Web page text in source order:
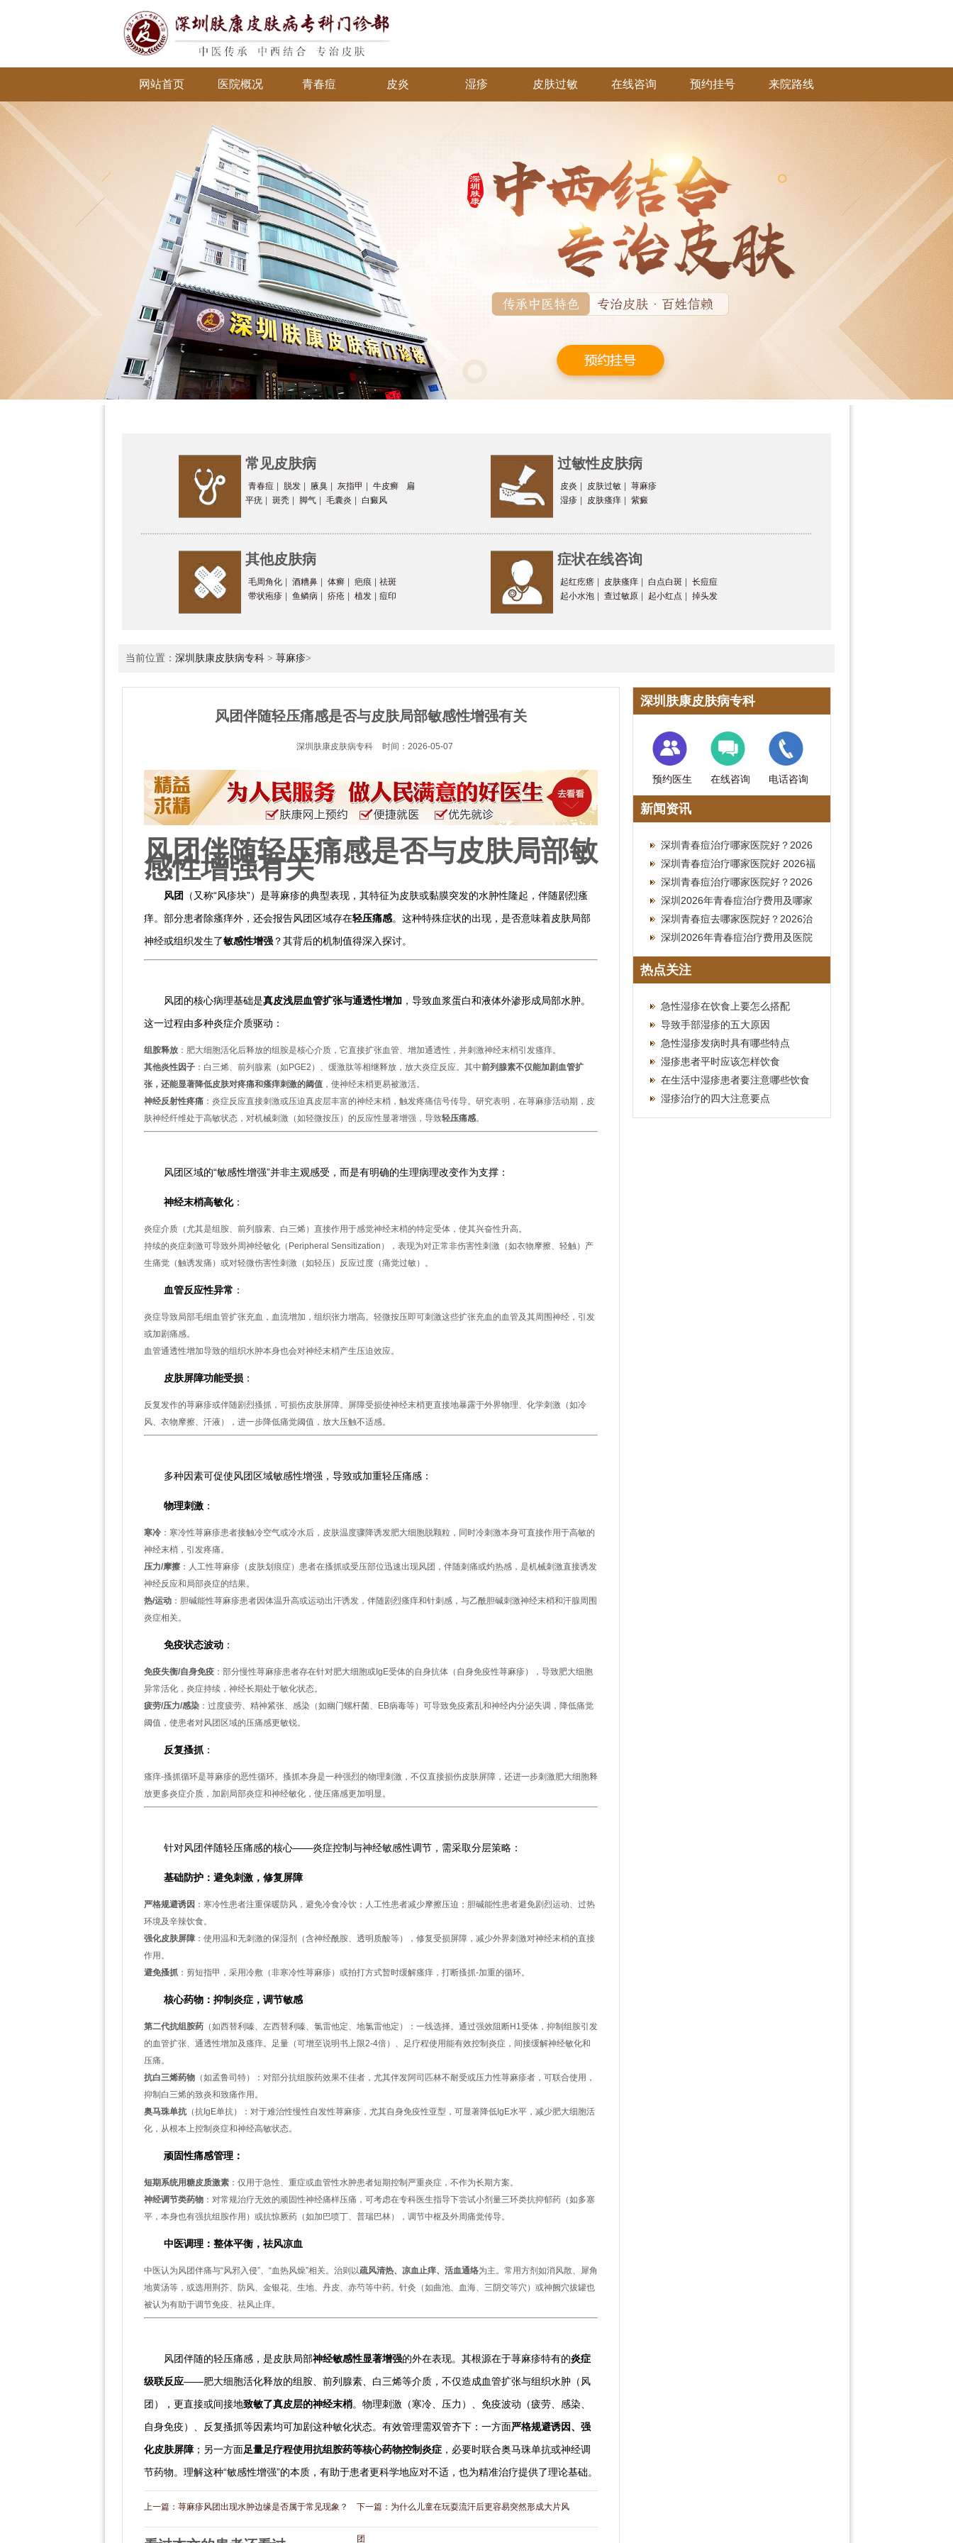
网站首页 医院概况 青春痘 皮炎 湿疹 皮肤过敏 在线咨询 预约挂号 来院路线
常见皮肤病
青春痘 脱发 腋臭 灰指甲 牛皮癣
扁
平疣
斑秃 脚气 毛囊炎 白癜风
过敏性皮肤病
皮炎 皮肤过敏
荨麻疹
湿疹
皮肤瘙痒 紫癜
其他皮肤病
毛周角化 酒糟鼻 体癣 疤痕
祛斑
带状疱疹
鱼鳞病 疥疮 植发 痘印
症状在线咨询
起红疙瘩 皮肤瘙痒 白点白斑
长痘痘
起小水泡
查过敏原 起小红点 掉头发
当前位置： 深圳肤康皮肤病专科 > 荨麻疹>
风团伴随轻压痛感是否与皮肤局部敏感性增强有关
深圳肤康皮肤病专科 时间：2026-05-07
风团伴随轻压痛感是否与皮肤局部敏
感性增强有关
风团
（又称“风疹块”）是荨麻疹的典型表现，其特征为皮肤或黏膜突发的水肿性隆起，伴随剧烈瘙
痒。部分患者除瘙痒外，还会报告风团区域存在轻压痛感。这种特殊症状的出现，是否意味着皮肤局部
神经或组织发生了敏感性增强 ？其背后的机制值得深入探讨。
风团的核心病理基础是真皮浅层血管扩张与通透性增加 ，导致血浆蛋白和液体外渗形成局部水肿。
这一过程由多种炎症介质驱动：
组胺释放 ：肥大细胞活化后释放的组胺是核心介质，它直接扩张血管、增加通透性，并刺激神经末梢引发瘙痒。
其他炎性因子 ：白三烯、前列腺素（如PGE2）、缓激肽等相继释放，放大炎症反应。其中前列腺素不仅能加剧血管扩
张，还能显著降低皮肤对疼痛和瘙痒刺激的阈值 ，使神经末梢更易被激活。
神经反射性疼痛 ：炎症反应直接刺激或压迫真皮层丰富的神经末梢，触发疼痛信号传导。研究表明，在荨麻疹活动期，皮
肤神经纤维处于高敏状态，对机械刺激（如轻微按压）的反应性显著增强，导致轻压痛感。
风团区域的“敏感性增强”并非主观感受，而是有明确的生理病理改变作为支撑：
神经末梢高敏化：
炎症介质（尤其是组胺、前列腺素、白三烯）直接作用于感觉神经末梢的特定受体，使其兴奋性升高。
持续的炎症刺激可导致外周神经敏化（Peripheral Sensitization），表现为对正常非伤害性刺激（如衣物摩擦、轻触）产
生痛觉（触诱发痛）或对轻微伤害性刺激（如轻压）反应过度（痛觉过敏）。
血管反应性异常 ：
炎症导致局部毛细血管扩张充血，血流增加，组织张力增高。轻微按压即可刺激这些扩张充血的血管及其周围神经，引发
或加剧痛感。
血管通透性增加导致的组织水肿本身也会对神经末梢产生压迫效应。
皮肤屏障功能受损 ：
反复发作的荨麻疹或伴随剧烈搔抓，可损伤皮肤屏障。屏障受损使神经末梢更直接地暴露于外界物理、化学刺激（如冷
风、衣物摩擦、汗液），进一步降低痛觉阈值，放大压触不适感。
多种因素可促使风团区域敏感性增强，导致或加重轻压痛感：
物理刺激 ：
寒冷 ：寒冷性荨麻疹患者接触冷空气或冷水后，皮肤温度骤降诱发肥大细胞脱颗粒，同时冷刺激本身可直接作用于高敏的
神经末梢，引发疼痛。
压力/摩擦 ：人工性荨麻疹（皮肤划痕症）患者在搔抓或受压部位迅速出现风团，伴随刺痛或灼热感，是机械刺激直接诱发
神经反应和局部炎症的结果。
热/运动 ：胆碱能性荨麻疹患者因体温升高或运动出汗诱发，伴随剧烈瘙痒和针刺感，与乙酰胆碱刺激神经末梢和汗腺周围
炎症相关。
免疫状态波动 ：
免疫失衡/自身免疫 ：部分慢性荨麻疹患者存在针对肥大细胞或IgE受体的自身抗体（自身免疫性荨麻疹），导致肥大细胞
异常活化，炎症持续，神经长期处于敏化状态。
疲劳/压力/感染 ：过度疲劳、精神紧张、感染（如幽门螺杆菌、EB病毒等）可导致免疫紊乱和神经内分泌失调，降低痛觉
阈值，使患者对风团区域的压痛感更敏锐。
反复搔抓 ：
瘙痒-搔抓循环是荨麻疹的恶性循环。搔抓本身是一种强烈的物理刺激，不仅直接损伤皮肤屏障，还进一步刺激肥大细胞释
放更多炎症介质，加剧局部炎症和神经敏化，使压痛感更加明显。
针对风团伴随轻压痛感的核心——炎症控制与神经敏感性调节，需采取分层策略：
基础防护：避免刺激，修复屏障
严格规避诱因 ：寒冷性患者注重保暖防风，避免冷食冷饮；人工性患者减少摩擦压迫；胆碱能性患者避免剧烈运动、过热
环境及辛辣饮食。
强化皮肤屏障 ：使用温和无刺激的保湿剂（含神经酰胺、透明质酸等），修复受损屏障，减少外界刺激对神经末梢的直接
作用。
避免搔抓 ：剪短指甲，采用冷敷（非寒冷性荨麻疹）或拍打方式暂时缓解瘙痒，打断搔抓-加重的循环。
核心药物：抑制炎症，调节敏感
第二代抗组胺药 （如西替利嗪、左西替利嗪、氯雷他定、地氯雷他定）：一线选择。通过强效阻断H1受体，抑制组胺引发
的血管扩张、通透性增加及瘙痒。足量（可增至说明书上限2-4倍）、足疗程使用能有效控制炎症，间接缓解神经敏化和
压痛。
抗白三烯药物 （如孟鲁司特）：对部分抗组胺药效果不佳者，尤其伴发阿司匹林不耐受或压力性荨麻疹者，可联合使用，
抑制白三烯的致炎和致痛作用。
奥马珠单抗 （抗IgE单抗）：对于难治性慢性自发性荨麻疹，尤其自身免疫性亚型，可显著降低IgE水平，减少肥大细胞活
化，从根本上控制炎症和神经高敏状态。
顽固性痛感管理：
短期系统用糖皮质激素 ：仅用于急性、重症或血管性水肿患者短期控制严重炎症，不作为长期方案。
神经调节类药物 ：对常规治疗无效的顽固性神经痛样压痛，可考虑在专科医生指导下尝试小剂量三环类抗抑郁药（如多塞
平，本身也有强抗组胺作用）或抗惊厥药（如加巴喷丁、普瑞巴林），调节中枢及外周痛觉传导。
中医调理：整体平衡，祛风凉血
中医认为风团伴痛与“风邪入侵”、“血热风燥”相关。治则以疏风清热、凉血止痒、活血通络为主。常用方剂如消风散、犀角
地黄汤等，或选用荆芥、防风、金银花、生地、丹皮、赤芍等中药。针灸（如曲池、血海、三阴交等穴）或神阙穴拔罐也
被认为有助于调节免疫、祛风止痒。
风团伴随的轻压痛感，是皮肤局部神经敏感性显著增强的外在表现。其根源在于荨麻疹特有的炎症
级联反应——肥大细胞活化释放的组胺、前列腺素、白三烯等介质，不仅造成血管扩张与组织水肿（风
团），更直接或间接地致敏了真皮层的神经末梢。物理刺激（寒冷、压力）、免疫波动（疲劳、感染、
自身免疫）、反复搔抓等因素均可加剧这种敏化状态。有效管理需双管齐下：一方面严格规避诱因、强
化皮肤屏障 ；另一方面足量足疗程使用抗组胺药等核心药物控制炎症 ，必要时联合奥马珠单抗或神经调
节药物。理解这种“敏感性增强”的本质，有助于患者更科学地应对不适，也为精准治疗提供了理论基础。
上一篇： 荨麻疹风团出现水肿边缘是否属于常见现象？ 下一篇： 为什么儿童在玩耍流汗后更容易突然形成大片风
团
深圳肤康皮肤病专科
预约医生 在线咨询 电话咨询
新闻资讯
深圳青春痘治疗哪家医院好？2026
皮肤科就诊费用全攻略
深圳青春痘治疗哪家医院好 2026福
田皮肤科祛痘费用参考
深圳青春痘治疗哪家医院好？2026
南山皮肤科就诊费用参考
深圳2026年青春痘治疗费用及哪家
医院好全指南
深圳青春痘去哪家医院好？2026治
疗费用参考
深圳2026年青春痘治疗费用及医院
推荐攻略
热点关注
急性湿疹在饮食上要怎么搭配
导致手部湿疹的五大原因
急性湿疹发病时具有哪些特点
湿疹患者平时应该怎样饮食
在生活中湿疹患者要注意哪些饮食
湿疹治疗的四大注意要点